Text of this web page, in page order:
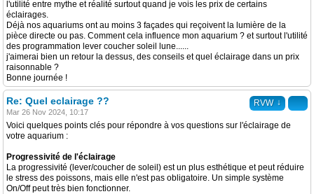
l'utilité entre mythe et réalité surtout quand je vois les prix de certains
éclairages.
Déjà nos aquariums ont au moins 3 façades qui reçoivent la lumière de la
pièce directe ou pas. Comment cela influence mon aquarium ? et surtout l'utilité
des programmation lever coucher soleil lune......
j'aimerai bien un retour la dessus, des conseils et quel éclairage dans un prix
raisonnable ?
Bonne journée !
RVW ↓
Re: Quel eclairage ??
Mar 26 Nov 2024, 10:17
Voici quelques points clés pour répondre à vos questions sur l'éclairage de
votre aquarium :
Progressivité de l'éclairage
La progressivité (lever/coucher de soleil) est un plus esthétique et peut réduire
le stress des poissons, mais elle n'est pas obligatoire. Un simple système
On/Off peut très bien fonctionner.